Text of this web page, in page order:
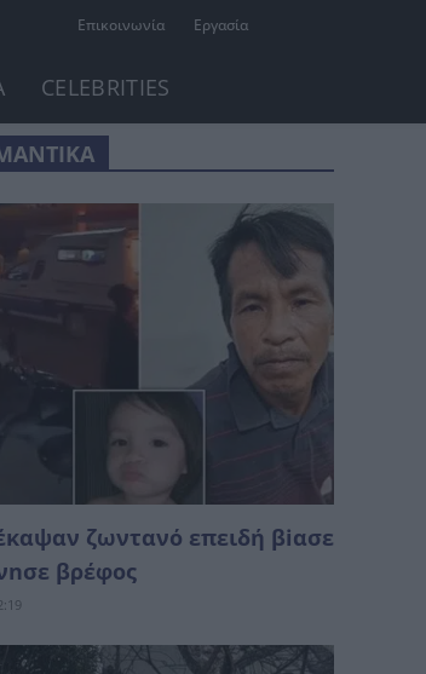
Επικοινωνία Εργασία
CELEBRITIES
ζωντανό επειδή βiασε
βρέφος